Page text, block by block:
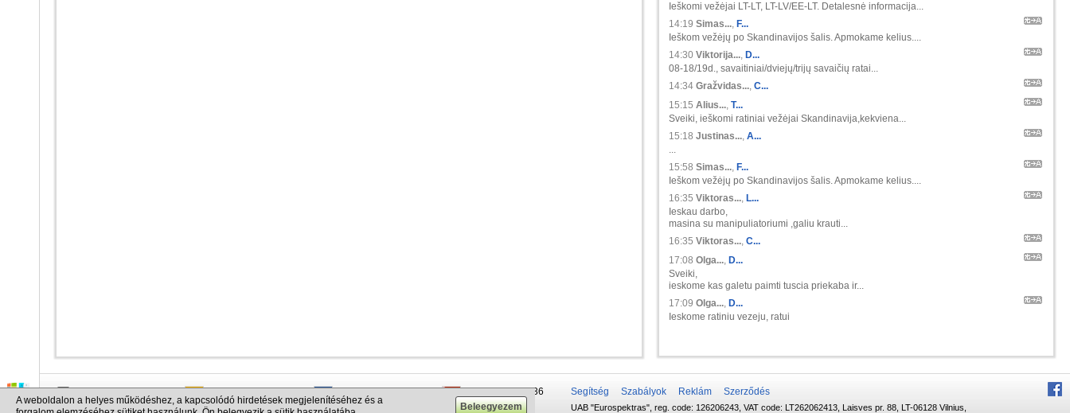
Ieškomi vežėjai LT-LT, LT-LV/EE-LT. Detalesnė informacija...
14:19 Simas..., F...
Ieškom vežėjų po Skandinavijos šalis. Apmokame kelius....
14:30 Viktorija..., D...
08-18/19d., savaitiniai/dviejų/trijų savaičių ratai...
14:34 Gražvidas..., C...
15:15 Alius..., T...
Sveiki, ieškomi ratiniai vežėjai Skandinavija,kekviena...
15:18 Justinas..., A...
...
15:58 Simas..., F...
Ieškom vežėjų po Skandinavijos šalis. Apmokame kelius....
16:35 Viktoras..., L...
Ieskau darbo,
masina su manipuliatoriumi ,galiu krauti...
16:35 Viktoras..., C...
17:08 Olga..., D...
Sveiki,
ieskome kas galetu paimti tuscia priekaba ir...
17:09 Olga..., D...
Ieskome ratiniu vezeju, ratui
info@cargo.lt
+370 655 17777
+380 50 337-20-47
+375 29 679-1236
Segítség Szabályok Reklám Szerződés
UAB "Eurospektras", reg. code: 126206243, VAT code: LT262062413, Laisves pr. 88, LT-06128 Vilnius,
A weboldalon a helyes működéshez, a kapcsolódó hirdetések megjelenítéséhez és a